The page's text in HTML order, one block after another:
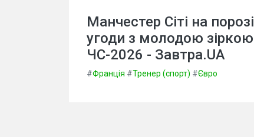
Манчестер Сіті на порозі
угоди з молодою зіркою
ЧС-2026 - Завтра.UA
#Франція #Тренер (спорт) #Євро